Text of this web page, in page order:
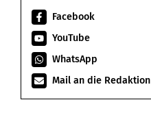
Facebook
YouTube
WhatsApp
Mail an die Redaktion